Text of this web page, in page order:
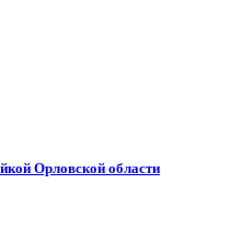
Орловской области